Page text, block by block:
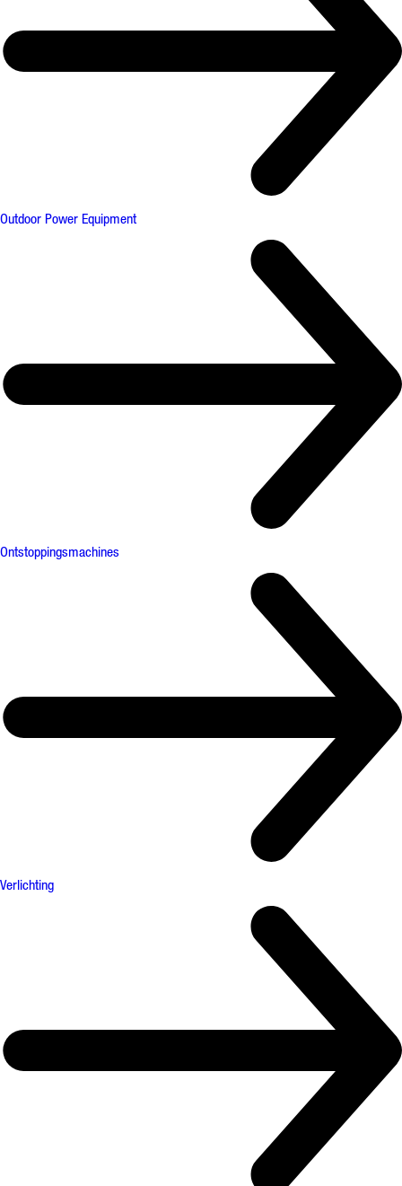
Outdoor Power Equipment
Ontstoppingsmachines
Verlichting